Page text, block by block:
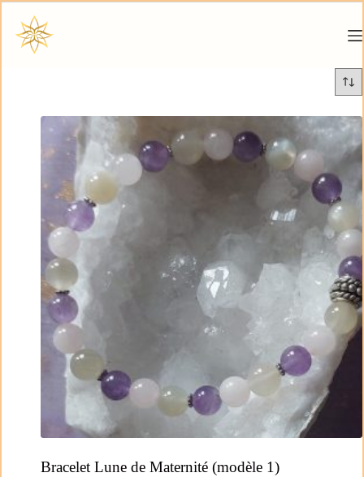
Bracelet Lune de Maternité (modèle 1)